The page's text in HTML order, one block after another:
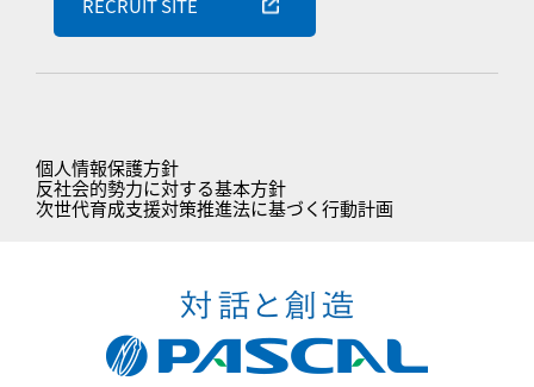
個人情報保護方針
反社会的勢力に対する基本方針
次世代育成支援対策推進法に基づく行動計画